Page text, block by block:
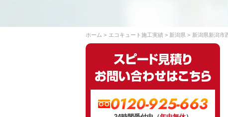
ホーム エコキュート施工実績 新潟県 新潟県新潟市
0120-925-663